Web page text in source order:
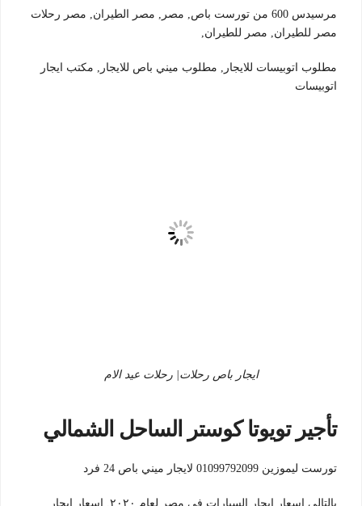
مرسيدس 600 من تورست باص, مصر, مصر الطيران, مصر رحلات
مصر للطيران, مصر للطيران,
مطلوب اتوبيسات للايجار, مطلوب ميني باص للايجار, مكتب ايجار
اتوبيسات
ايجار باص رحلات| رحلات عيد الام
تأجير تويوتا كوستر الساحل الشمالي
تورست ليموزين 01099792099 لايجار ميني باص 24 فرد
بالتالي اسعار ايجار السيارات في مصر لعام ٢٠٢٠, اسعار ايجار